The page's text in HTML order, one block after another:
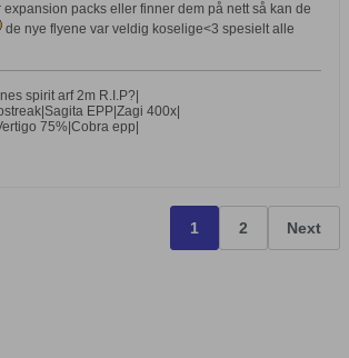
packs eller finner dem på nett så kan de
de nye flyene var veldig koselige<3 spesielt alle
spirit arf 2m R.I.P?|
EPP|Zagi 400x|
75%|Cobra epp|
1 2 Next